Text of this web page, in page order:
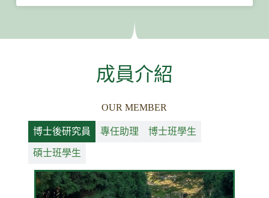
成員介紹
OUR MEMBER
博士後研究員 專任助理 博士班學生
碩士班學生